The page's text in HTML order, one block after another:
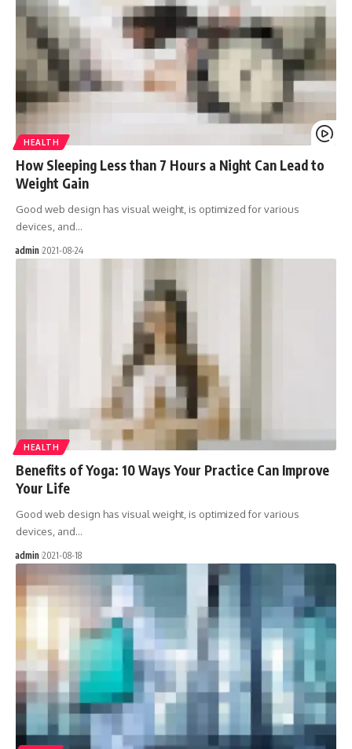
HEALTH
How Sleeping Less than 7 Hours a Night Can Lead to
Weight Gain
Good web design has visual weight, is optimized for various
devices, and…
admin 2021-08-24
HEALTH
Benefits of Yoga: 10 Ways Your Practice Can Improve
Your Life
Good web design has visual weight, is optimized for various
devices, and…
admin 2021-08-18